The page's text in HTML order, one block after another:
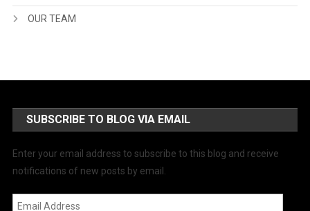
OUR TEAM
SUBSCRIBE TO BLOG VIA EMAIL
Enter your email address to subscribe to this blog and receive
notifications of new posts by email.
Email